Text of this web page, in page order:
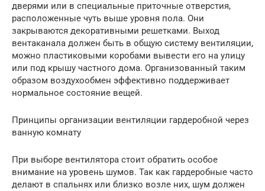
дверями или в специальные приточные отверстия,
расположенные чуть выше уровня пола. Они
закрываются декоративными решетками. Выход
вентаканала должен быть в общую систему вентиляции,
можно пластиковыми коробами вывести его на улицу
или под крышу частного дома. Организованный таким
образом воздухообмен эффективно поддерживает
нормальное состояние вещей.
Принципы организации вентиляции гардеробной через
ванную комнату
При выборе вентилятора стоит обратить особое
внимание на уровень шумов. Так как гардеробные часто
делают в спальнях или близко возле них, шум должен